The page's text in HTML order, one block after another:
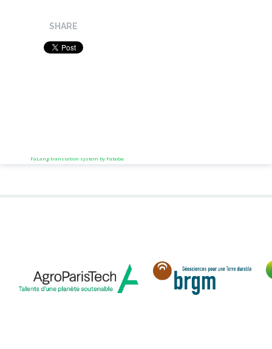
SHARE
FaLang translation system by Faboba